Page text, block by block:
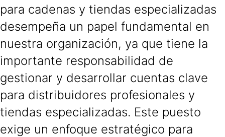
para cadenas y tiendas especializadas
desempeña un papel fundamental en
nuestra organización, ya que tiene la
importante responsabilidad de
gestionar y desarrollar cuentas clave
para distribuidores profesionales y
tiendas especializadas. Este puesto
exige un enfoque estratégico para